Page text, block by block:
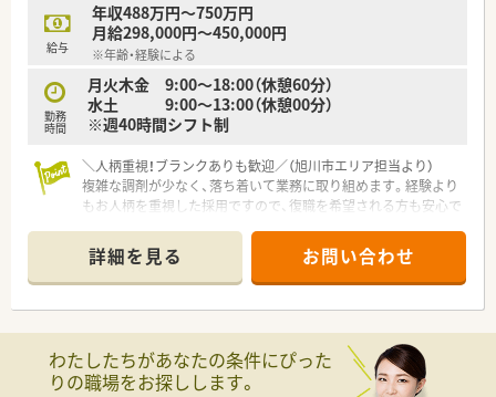
給与
年収488万円～750万円
月給298,000円～450,000円
※年齢・経験による
勤務
時間
月火木金 9:00～18:00（休憩60分）
水土 9:00～13:00（休憩00分）
※週40時間シフト制
＼人柄重視！ブランクありも歓迎／（旭川市エリア担当より）
複雑な調剤が少なく、落ち着いて業務に取り組めます。経験より
もお人柄を重視した採用ですので、復職を希望される方も安心で
＊------------------------------------------＊
【店舗情報と応需状況について】
■JR旭川四条駅から徒歩8分、徒歩1分圏内にバス停がございま
す。マイカー通勤も可能で無料駐車場も完備されています。
をメインに応需しており、処方箋枚数は100枚前後/日です。
■薬剤師は常時4名から5名体制を維持しております。
詳細を見る お問い合わせ
わたしたちがあなたの条件にぴった
りの職場をお探しします。